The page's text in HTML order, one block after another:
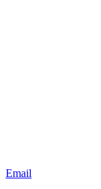
Email